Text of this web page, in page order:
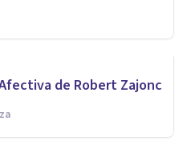
de Robert Zajonc